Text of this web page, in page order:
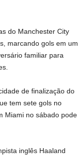
do Manchester City
marcando gols em um
familiar para
de finalização do
tem sete gols no
Miami no sábado pode
inglês Haaland